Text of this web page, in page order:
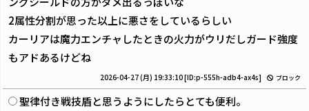
2属性分割が思った以上に悪さをしているらしい
カーリアは魔力エンチャしたときの火力がウリだしガード強度
もアドあるけどね
2026-04-27 (月) 19:33:10[ID:p-555h-adb4-ax4s] ブロック
聖律付き戦技盾と思うようにしたらとても便利。